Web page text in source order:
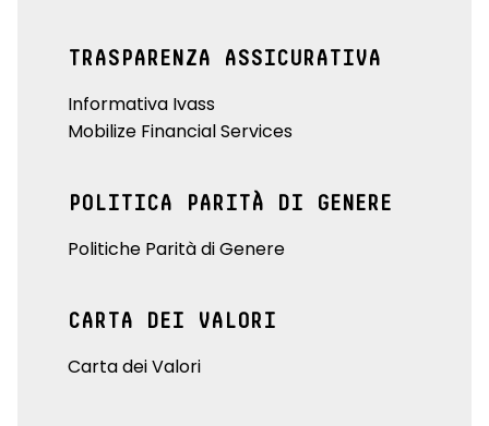
TRASPARENZA ASSICURATIVA
Informativa Ivass
Mobilize Financial Services
POLITICA PARITÀ DI GENERE
Politiche Parità di Genere
CARTA DEI VALORI
Carta dei Valori